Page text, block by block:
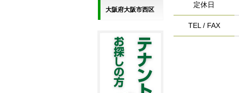
大阪府大阪市西区
定休日
TEL / FAX